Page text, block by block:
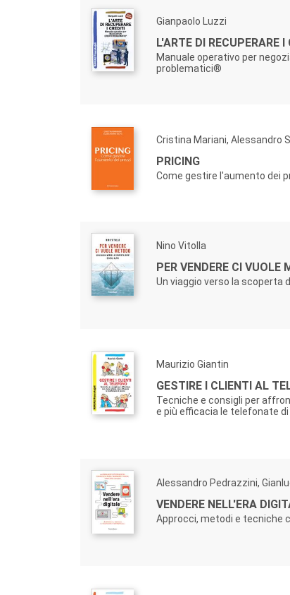
Gianpaolo Luzzi
L'ARTE DI RECUPERARE I
Manuale operativo per
problematici®
Cristina Mariani, Alessandro
PRICING
Come gestire l'aumento dei
Nino Vitolla
PER VENDERE CI VUOLE
Un viaggio verso la scoperta
Maurizio Giantin
GESTIRE I CLIENTI AL
Tecniche e consigli per
e più efficacia le telefonate di
Alessandro Pedrazzini,
VENDERE NELL'ERA
Approcci, metodi e tecniche